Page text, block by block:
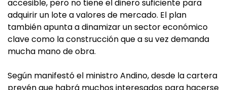
accesible, pero no tiene el dinero suficiente para
adquirir un lote a valores de mercado. El plan
también apunta a dinamizar un sector económico
clave como la construcción que a su vez demanda
mucha mano de obra.
Según manifestó el ministro Andino, desde la cartera